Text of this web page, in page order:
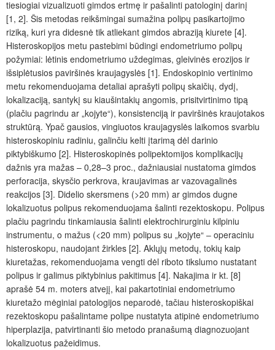
tiesiogiai vizualizuoti gimdos ertmę ir pašalinti patologinį darinį
[1, 2]. Šis metodas reikšmingai sumažina polipų pasikartojimo
riziką, kuri yra didesnė tik atliekant gimdos abraziją kiurete [4].
Histeroskopijos metu pastebimi būdingi endometriumo polipų
požymiai: lėtinis endometriumo uždegimas, gleivinės erozijos ir
išsiplėtusios paviršinės kraujagyslės [1]. Endoskopinio vertinimo
metu rekomenduojama detaliai aprašyti polipų skaičių, dydį,
lokalizaciją, santykį su kiaušintakių angomis, prisitvirtinimo tipą
(plačiu pagrindu ar „kojyte“), konsistenciją ir paviršinės kraujotakos
struktūrą. Ypač gausios, vingiuotos kraujagyslės laikomos svarbiu
histeroskopiniu radiniu, galinčiu kelti įtarimą dėl darinio
piktybiškumo [2]. Histeroskopinės polipektomijos komplikacijų
dažnis yra mažas – 0,28–3 proc., dažniausiai nustatoma gimdos
perforacija, skysčio perkrova, kraujavimas ar vazovagalinės
reakcijos [3]. Didelio skersmens (>20 mm) ar gimdos dugne
lokalizuotus polipus rekomenduojama šalinti rezektoskopu. Polipus
plačiu pagrindu tinkamiausia šalinti elektrochirurginiu kilpiniu
instrumentu, o mažus (<20 mm) polipus su „kojyte“ ‒ operaciniu
histeroskopu, naudojant žirkles [2]. Aklųjų metodų, tokių kaip
kiuretažas, rekomenduojama vengti dėl riboto tikslumo nustatant
polipus ir galimus piktybinius pakitimus [4]. Nakajima ir kt. [8]
aprašė 54 m. moters atvejį, kai pakartotiniai endometriumo
kiuretažo mėginiai patologijos neparodė, tačiau histeroskopiškai
rezektoskopu pašalintame polipe nustatyta atipinė endometriumo
hiperplazija, patvirtinanti šio metodo pranašumą diagnozuojant
lokalizuotus pažeidimus.